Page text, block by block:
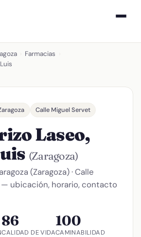
Farmacias
Calle Miguel Servet
Laseo,
(Zaragoza)
(Zaragoza) · Calle
— ubicación, horario, contacto
86
CALIDAD DE VIDA
100
CAMINABILIDAD